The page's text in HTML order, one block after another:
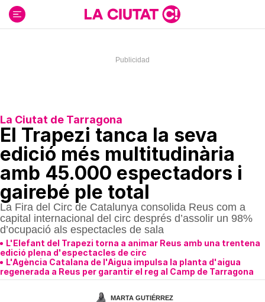
contenido
La Ciutat de Tarragona
El Trapezi tanca la seva
edició més multitudinària
amb 45.000 espectadors i
gairebé ple total
La Fira del Circ de Catalunya consolida Reus com a
capital internacional del circ després d’assolir un 98%
d’ocupació als espectacles de sala
L'Elefant del Trapezi torna a animar Reus amb una trentena
edició plena d'espectacles de circ
L'Agència Catalana de l'Aigua impulsa la planta d'aigua
regenerada a Reus per garantir el reg al Camp de Tarragona
MARTA GUTIÉRREZ